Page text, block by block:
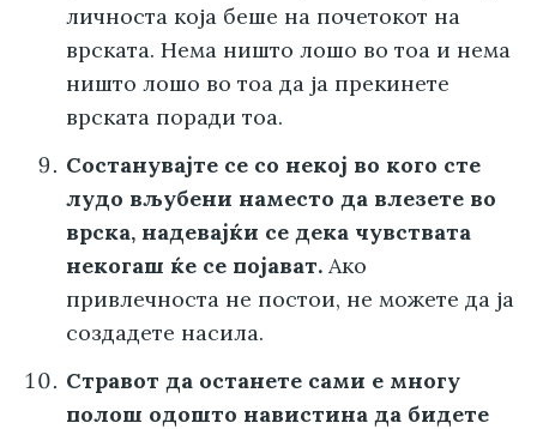
личноста која беше на почетокот на
врската. Нема ништо лошо во тоа и нема
ништо лошо во тоа да ја прекинете
врската поради тоа.
Состанувајте се со некој во кого сте
лудо вљубени наместо да влезете во
врска, надевајќи се дека чувствата
некогаш ќе се појават. Ако
привлечноста не постои, не можете да ја
создадете насила.
Стравот да останете сами е многу
полош одошто навистина да бидете